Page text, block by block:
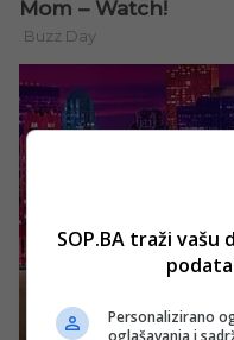
SOP.BA traži
Personalizirano
oglašavanja i